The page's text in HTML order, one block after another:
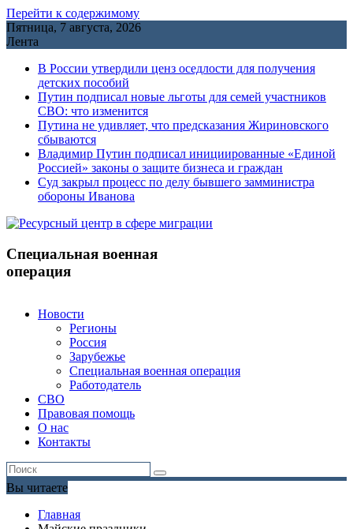
Перейти к содержимому
Пятница, 7 августа, 2026
Лента
В России утвердили ценз оседлости для получения
детских пособий
Путин подписал новые льготы для семей участников
СВО: что изменится
Путина не удивляет, что предсказания Жириновского
сбываются
Владимир Путин подписал инициированные «Единой
Россией» законы о защите бизнеса и граждан
Cуд закрыл процесс по делу бывшего замминистра
обороны Иванова
Специальная военная
операция
Новости
Регионы
Россия
Зарубежье
Специальная военная операция
Работодатель
СВО
Правовая помощь
О нас
Контакты
Вы читаете
Главная